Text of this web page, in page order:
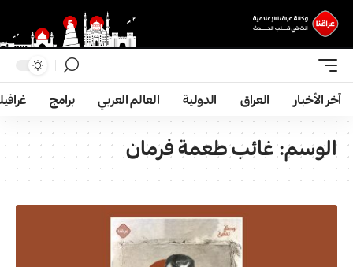
آخر الأخبار العراق الدولية العالم العربي برامج
الوسم:غائب طعمة فرمان